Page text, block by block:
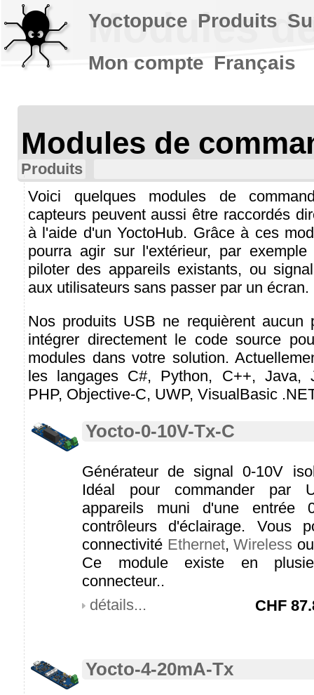
Modules
Modules de
Produits
Voici quelques modules de
capteurs peuvent aussi être raccordés
à l'aide d'un YoctoHub. Grâce à ces
pourra agir sur l'extérieur, par
piloter des appareils existants, ou
aux utilisateurs sans passer par un écran.
Nos produits USB ne requièrent aucun
intégrer directement le code source
modules dans votre solution.
les langages C#, Python, C++, Java,
PHP, Objective-C, UWP, VisualBasic
Yocto-0-10V-Tx-C
Générateur de signal 0-10V
Idéal pour commander par
appareils muni d'une entrée
contrôleurs d'éclairage. Vous
connectivité Ethernet,Wireless
Ce module existe en
connecteur..
détails...
CHF
Yocto-4-20mA-Tx
Yoctopuce Produits
Mon compte Français